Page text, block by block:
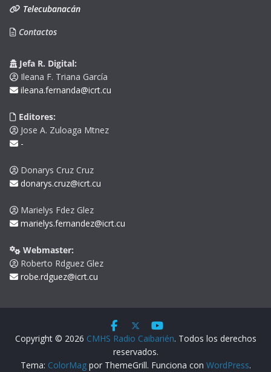
Telecubanacán
Contactos
Jefa R. Digital:
Ileana F. Triana García
ileana.fernanda@icrt.cu
Editores:
Jose A. Zuloaga Mtnez
-
Donarys Cruz Cruz
donarys.cruz@icrt.cu
Marielys Fdez Glez
marielys.fernandez@icrt.cu
Webmaster:
Roberto Rdguez Glez
robe.rdguez@icrt.cu
Copyright © 2026 CMHS Radio Caibarién. Todos los derechos
reservados.
Tema: ColorMagpor ThemeGrill. Funciona con WordPress.